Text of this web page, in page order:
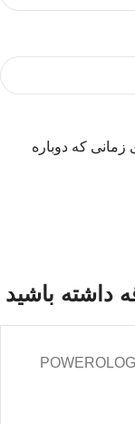
زمانی که دوباره
داشته باشید